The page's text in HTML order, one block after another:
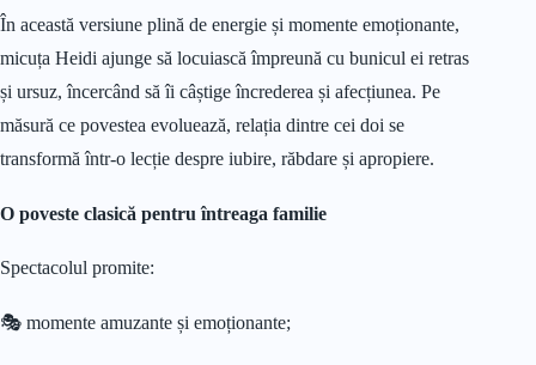
În această versiune plină de energie și momente emoționante,
micuța Heidi ajunge să locuiască împreună cu bunicul ei retras
și ursuz, încercând să îi câștige încrederea și afecțiunea. Pe
măsură ce povestea evoluează, relația dintre cei doi se
transformă într-o lecție despre iubire, răbdare și apropiere.
O poveste clasică pentru întreaga familie
Spectacolul promite:
🎭 momente amuzante și emoționante;